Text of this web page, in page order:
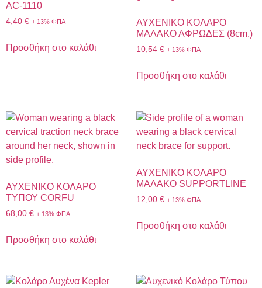
AC-1110
4,40 € + 13% ΦΠΑ
Προσθήκη στο καλάθι
ΑΥΧΕΝΙΚΟ ΚΟΛΑΡΟ
ΜΑΛΑΚΟ ΑΦΡΩΔΕΣ (8cm.)
10,54 € + 13% ΦΠΑ
Προσθήκη στο καλάθι
ΑΥΧΕΝΙΚΟ ΚΟΛΑΡΟ
ΤΥΠΟΥ CORFU
68,00 € + 13% ΦΠΑ
Προσθήκη στο καλάθι
ΑΥΧΕΝΙΚΟ ΚΟΛΑΡΟ
ΜΑΛΑΚΟ SUPPORTLINE
12,00 € + 13% ΦΠΑ
Προσθήκη στο καλάθι